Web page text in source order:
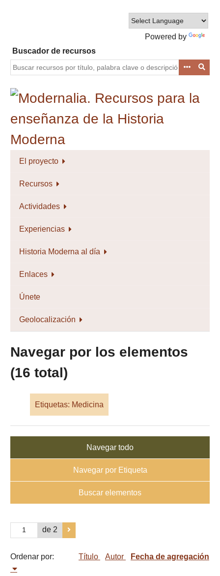
Powered by
Buscador de recursos
El proyecto
Recursos
Actividades
Experiencias
Historia Moderna al día
Enlaces
Únete
Geolocalización
Navegar por los elementos
(16 total)
Etiquetas: Medicina
Navegar todo
Navegar por Etiqueta
Buscar elementos
de 2
Ordenar por: Título Autor Fecha de agregación